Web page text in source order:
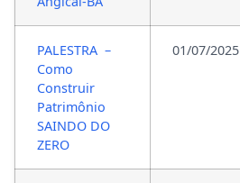
PALESTRA –
Como
Construir
Patrimônio
SAINDO DO
ZERO
01/07/2025